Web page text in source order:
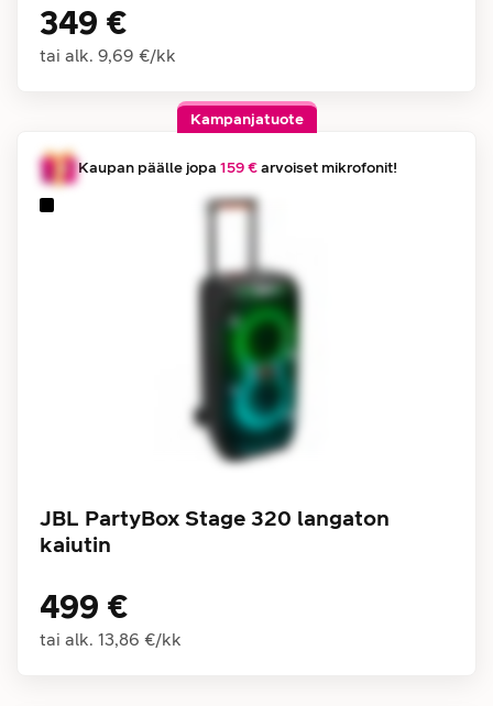
349 €
tai alk. 9,69 €/kk
Kampanjatuote
Kaupan päälle jopa 159 €arvoiset mikrofonit!
JBL PartyBox Stage 320 langaton
kaiutin
499 €
tai alk. 13,86 €/kk